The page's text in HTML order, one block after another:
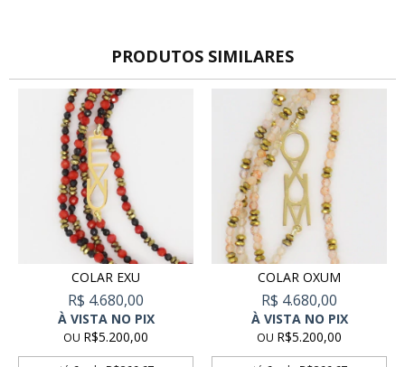
PRODUTOS SIMILARES
COLAR EXU
R$ 4.680,00
À VISTA NO PIX
OU R$5.200,00
COLAR OXUM
R$ 4.680,00
À VISTA NO PIX
OU R$5.200,00